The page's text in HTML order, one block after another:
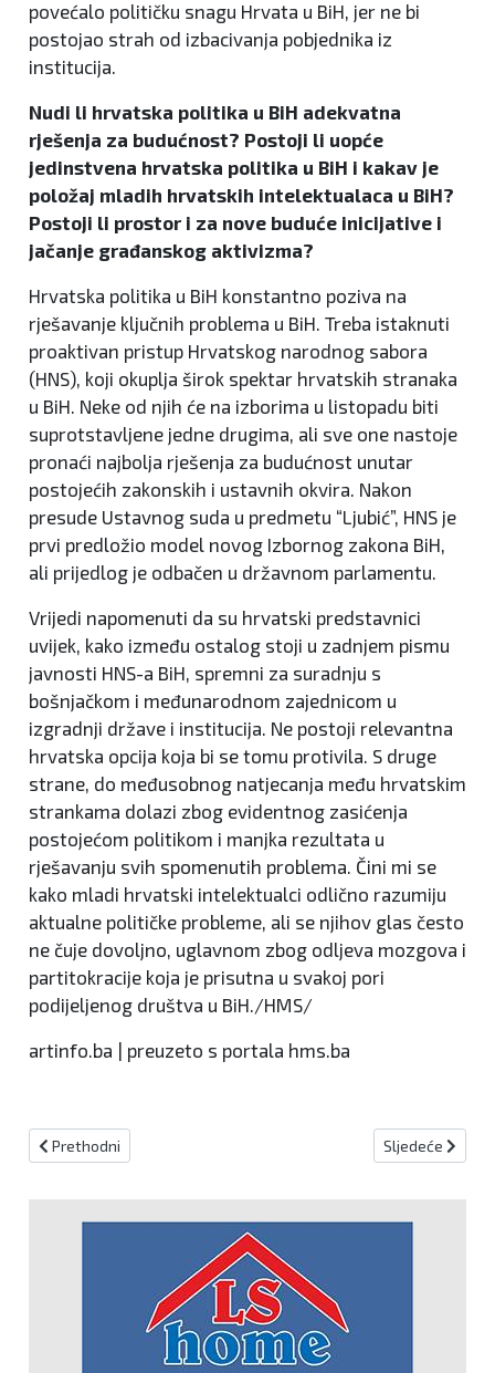
povećalo političku snagu Hrvata u BiH, jer ne bi
postojao strah od izbacivanja pobjednika iz
institucija.
Nudi li hrvatska politika u BiH adekvatna
rješenja za budućnost? Postoji li uopće
jedinstvena hrvatska politika u BiH i kakav je
položaj mladih hrvatskih intelektualaca u BiH?
Postoji li prostor i za nove buduće inicijative i
jačanje građanskog aktivizma?
Hrvatska politika u BiH konstantno poziva na
rješavanje ključnih problema u BiH. Treba istaknuti
proaktivan pristup Hrvatskog narodnog sabora
(HNS), koji okuplja širok spektar hrvatskih stranaka
u BiH. Neke od njih će na izborima u listopadu biti
suprotstavljene jedne drugima, ali sve one nastoje
pronaći najbolja rješenja za budućnost unutar
postojećih zakonskih i ustavnih okvira. Nakon
presude Ustavnog suda u predmetu “Ljubić”, HNS je
prvi predložio model novog Izbornog zakona BiH,
ali prijedlog je odbačen u državnom parlamentu.
Vrijedi napomenuti da su hrvatski predstavnici
uvijek, kako između ostalog stoji u zadnjem pismu
javnosti HNS-a BiH, spremni za suradnju s
bošnjačkom i međunarodnom zajednicom u
izgradnji države i institucija. Ne postoji relevantna
hrvatska opcija koja bi se tomu protivila. S druge
strane, do međusobnog natjecanja među hrvatskim
strankama dolazi zbog evidentnog zasićenja
postojećom politikom i manjka rezultata u
rješavanju svih spomenutih problema. Čini mi se
kako mladi hrvatski intelektualci odlično razumiju
aktualne političke probleme, ali se njihov glas često
ne čuje dovoljno, uglavnom zbog odljeva mozgova i
partitokracije koja je prisutna u svakoj pori
podijeljenog društva u BiH./HMS/
artinfo.ba | preuzeto s portala hms.ba
Prethodni članak: Brata mu izmasakrirali pripadnici Armije BiH, a
Prethodni Sljedeći
Sljedeće